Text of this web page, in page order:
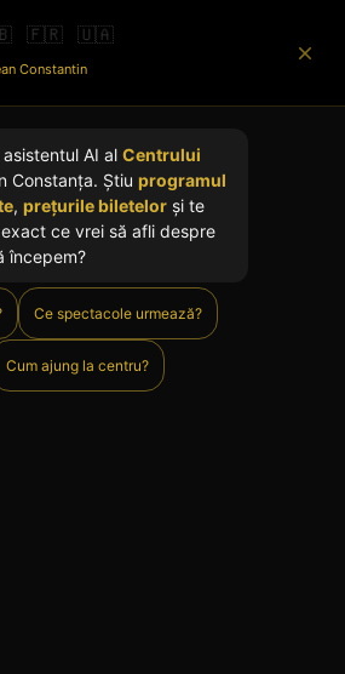
🇫🇷 🇺🇦
Constantin
asistentul AI al Centrului
Constanța. Știu programul
, prețurile biletelor și te
ce vrei să afli despre
începem?
Ce spectacole urmează?
Cum ajung la centru?